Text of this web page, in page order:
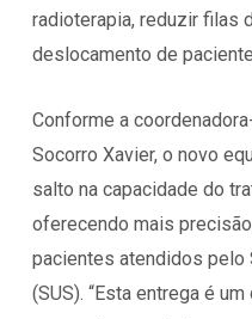
radioterapia, reduzir filas
deslocamento de
Conforme a
Socorro Xavier, o novo
salto na capacidade do
oferecendo mais
pacientes atendidos pelo
(SUS). “Esta entrega é